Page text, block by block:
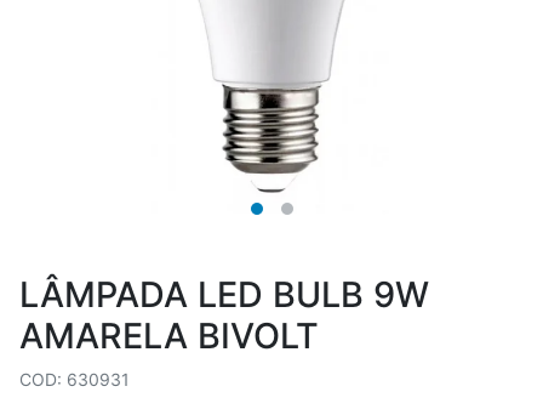
LÂMPADA LED BULB 9W
AMARELA BIVOLT
COD: 630931